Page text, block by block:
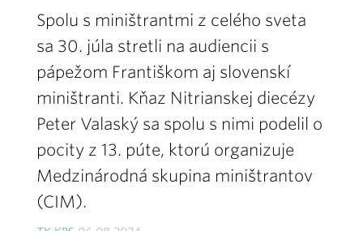
Spolu s miništrantmi z celého sveta
sa 30. júla stretli na audiencii s
pápežom Františkom aj slovenskí
miništranti. Kňaz Nitrianskej diecézy
Peter Valaský sa spolu s nimi podelil o
pocity z 13. púte, ktorú organizuje
Medzinárodná skupina miništrantov
(CIM).